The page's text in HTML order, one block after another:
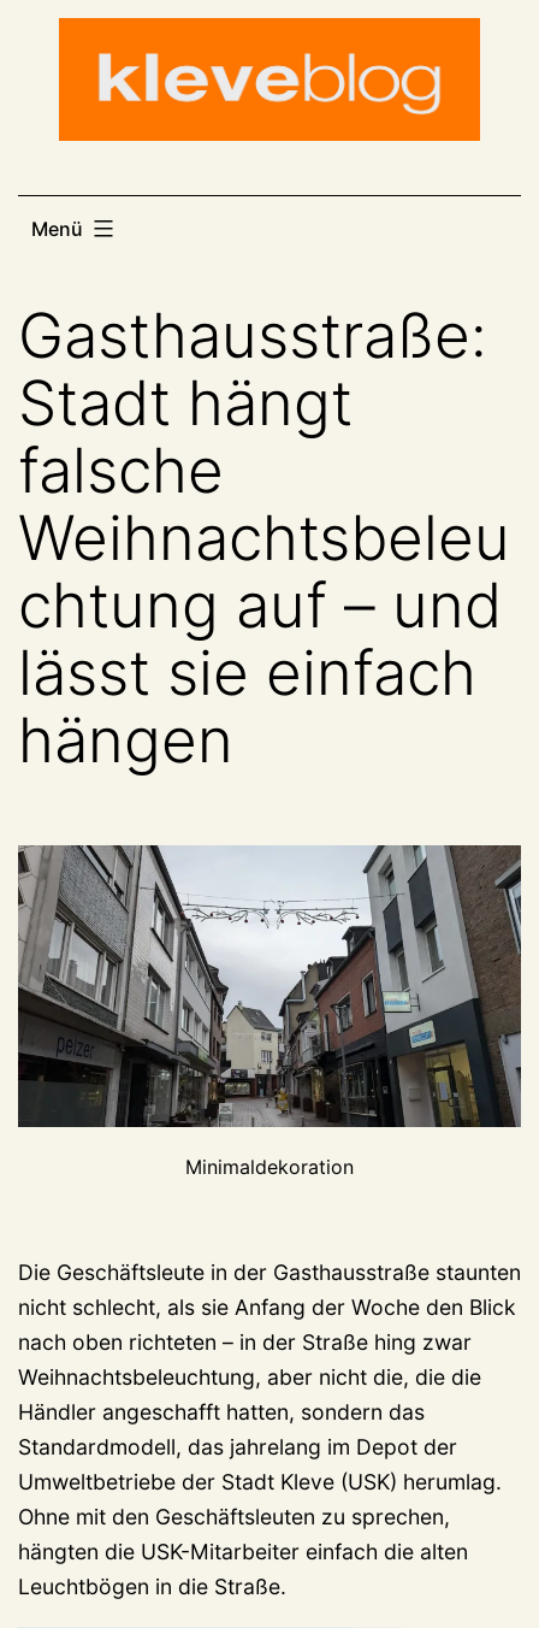
Menü
Gasthausstraße:
Stadt hängt
falsche
Weihnachtsbeleu
chtung auf – und
lässt sie einfach
hängen
Minimaldekoration
Die Geschäftsleute in der Gasthausstraße staunten
nicht schlecht, als sie Anfang der Woche den Blick
nach oben richteten – in der Straße hing zwar
Weihnachtsbeleuchtung, aber nicht die, die die
Händler angeschafft hatten, sondern das
Standardmodell, das jahrelang im Depot der
Umweltbetriebe der Stadt Kleve (USK) herumlag.
Ohne mit den Geschäftsleuten zu sprechen,
hängten die USK-Mitarbeiter einfach die alten
Leuchtbögen in die Straße.